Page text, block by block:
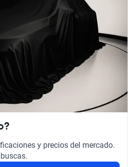
y precios del mercado.